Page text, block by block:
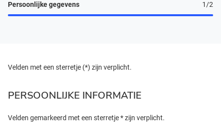
Persoonlijke gegevens, step 1 of 2
Persoonlijke gegevens 1 /2
Velden met een sterretje (*) zijn verplicht.
PERSOONLIJKE INFORMATIE
Velden gemarkeerd met een sterretje * zijn verplicht.